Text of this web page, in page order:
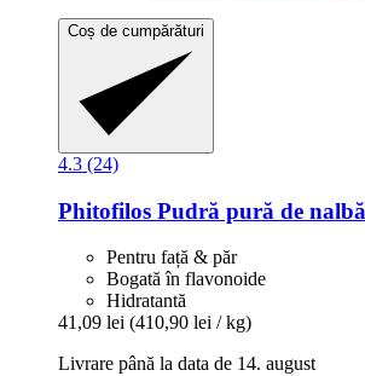
Coș de cumpărături
4.3 (24)
Phitofilos Pudră pură de
Pentru față & păr
Bogată în flavonoide
Hidratantă
41,09 lei (410,90 lei / kg)
Livrare până la data de 14. august